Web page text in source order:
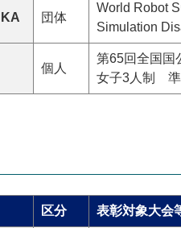
団体
World Robot
Simulation
個人
第65回全国国
女子3人制 準
区分 表彰対象大会